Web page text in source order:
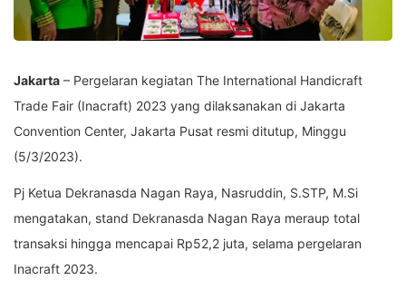
Jakarta – Pergelaran kegiatan The International Handicraft
Trade Fair (Inacraft) 2023 yang dilaksanakan di Jakarta
Convention Center, Jakarta Pusat resmi ditutup, Minggu
(5/3/2023).
Pj Ketua Dekranasda Nagan Raya, Nasruddin, S.STP, M.Si
mengatakan, stand Dekranasda Nagan Raya meraup total
transaksi hingga mencapai Rp52,2 juta, selama pergelaran
Inacraft 2023.